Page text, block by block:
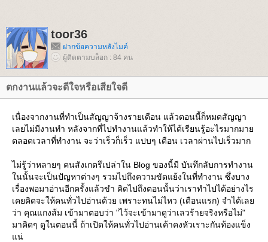
toor36
ฝากข้อความหลังไมค์
ผู้ติดตามบล็อก : 84 คน
ตกงานแล้วจะดีใจหรือเสียใจดี
เนื่องจากงานที่ทำเป็นสัญญาจ้างรายเดือน แล้วตอนนี้ก็หมดสัญญา
เลยไม่มีงานทำ หลังจากที่ไปทำงานแล้วทำให้ได้เรียนรู้อะไรมากมา
ตลอดเวลาที่ทำงาน จะว่าเร็วก็เร็ว แปบๆ เดือน เวลาผ่านไปเร็วมาก
ไม่รู้ว่าหลายๆ คนสังเกตรึเปล่าใน Blog ของนี้มี บันทึกลับการทำงาน
นนั้นจะเป็นปัญหาต่างๆ รวมไปถึงความขัดแย้งในที่ทำงาน ซึ่งบาง
เรื่องพอมาอ่านอีกครั้งแล้วขำ คิดไปถึงตอนนั้นว่าเราทำไปได้อย่างไร
เคยคิดจะให้คนทั่วไปอ่านด้วย เพราะทนไม่ไหว (เดือนแรก) จำได้เล
ว่า คุณแกงส้ม เข้ามาตอบว่า "ไว้จะเข้ามาดูว่าเลวร้ายจริงหรือไม่"
มาคิดๆ ดูในตอนนี้ ถ้าเปิดให้คนทั่วไปอ่านเค้าคงหัวเราะกันท้องแข็ง
น่